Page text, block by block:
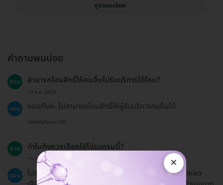
ดูรายละเอียด
คำถามพบบ่อย
ถาม สามารถโอนสิทธิ์ให้คนอื่นไปรับบริการได้ไหม?
19 ธ.ค. 2024
ตอบ ขออภัยค่ะ ไม่สามารถโอนสิทธิ์ให้ผู้รับบริการคนอื่นได้
ตอบโดยทีมงาน HD
ถาม ทำไมถึงควรเลือกใช้โปรแกรมนี้?
19 ธ.ค. 2024
ตอบ
โปรแกรมนี้ช่วยให้ผิวหน้ากระจ่างใส ดูอ่อนเยาว์ขึ้น และช่วยลด
×